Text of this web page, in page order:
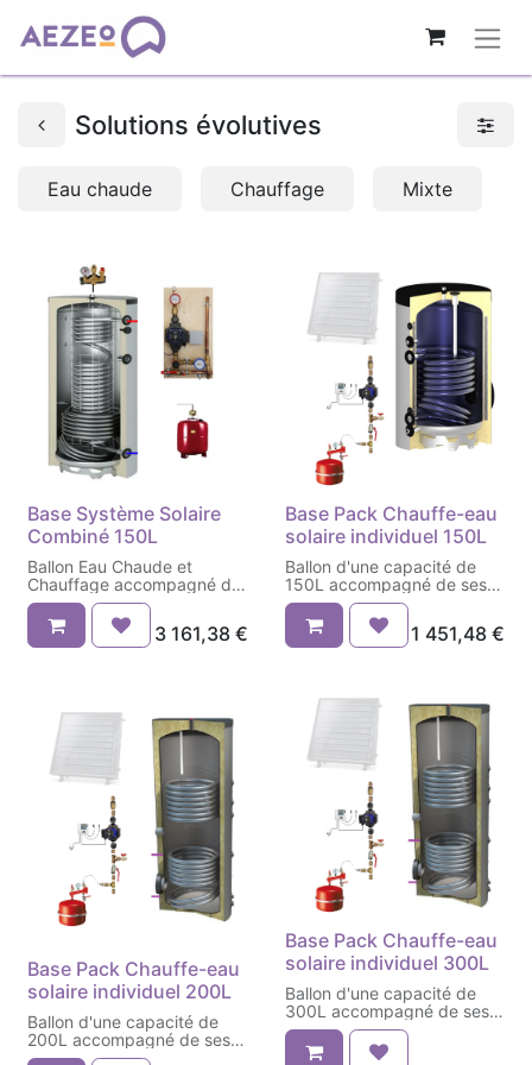
Solutions évolutives
Eau chaude Chauffage Mixte
Base Système Solaire
Combiné 150L
Ballon Eau Chaude et
Chauffage accompagné de
ses groupes
3 161,38 €
Base Pack Chauffe-eau
solaire individuel 150L
Ballon d'une capacité de
150L accompagné de ses
kits
1 451,48 €
Base Pack Chauffe-eau
solaire individuel 200L
Ballon d'une capacité de
200L accompagné de ses
kits
Base Pack Chauffe-eau
solaire individuel 300L
Ballon d'une capacité de
300L accompagné de ses
kits